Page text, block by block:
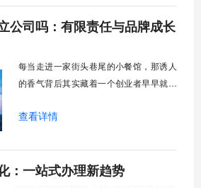
同一座建筑的基石，直接影响着小餐馆未
来经营的合规性、风险承受能力乃至发展
公司吗：有限责任与品牌成长
每当走进一家街头巷尾的小餐馆，那诱人
的香气背后其实藏着一个创业者早早就要
该注册成个体户，还是咬咬牙直接成立公
一条暗流，无声地影响着餐馆未来发展的
每一步。它关乎你每晚能否安心入睡，也
决定了你的生意能走多远。很多餐饮创业
查看详情
：一站式办理新趋势